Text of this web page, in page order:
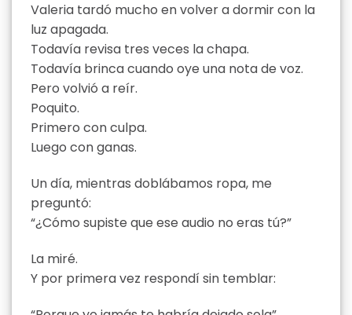
Valeria tardó mucho en volver a dormir con la
luz apagada.
Todavía revisa tres veces la chapa.
Todavía brinca cuando oye una nota de voz.
Pero volvió a reír.
Poquito.
Primero con culpa.
Luego con ganas.
Un día, mientras doblábamos ropa, me
preguntó:
“¿Cómo supiste que ese audio no eras tú?”
La miré.
Y por primera vez respondí sin temblar: